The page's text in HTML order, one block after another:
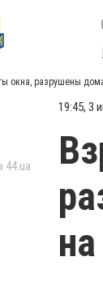
окна, разрушены
44.ua
19:45, 3